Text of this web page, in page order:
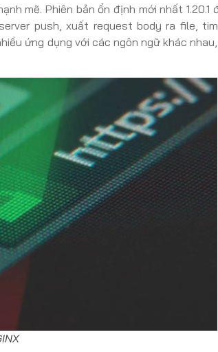
mẽ. Phiên bản ổn định mới nhất 1.20.1
push, xuất request body ra file,
ứng dụng với các ngôn ngữ khác